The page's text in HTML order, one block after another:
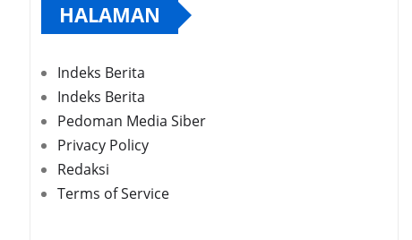
HALAMAN
Indeks Berita
Indeks Berita
Pedoman Media Siber
Privacy Policy
Redaksi
Terms of Service